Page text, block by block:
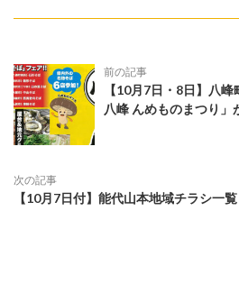
前の記事
【10月7日・8日】八
八峰 んめものまつり」
次の記事
【10月7日付】能代山本地域チラシ一覧